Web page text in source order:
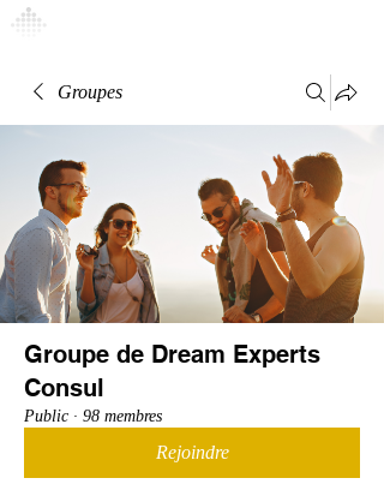
Groupes
Groupe de Dream Experts
Consul
Public · 98 membres
Rejoindre